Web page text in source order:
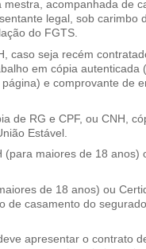
acompanhada de
legal, sob carimbo
do FGTS.
caso seja recém
em cópia autenticada
e comprovante de
de RG e CPF, ou CNH,
Estável.
(para maiores de 18 anos)
de 18 anos) ou
de casamento do
apresentar o contrato